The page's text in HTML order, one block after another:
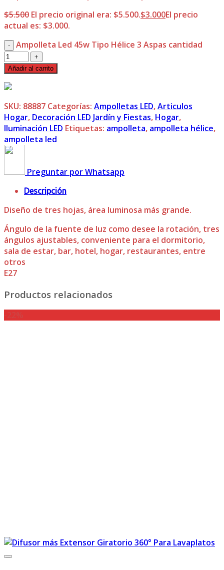
$5.500 El precio original era: $5.500.$3.000El precio
actual es: $3.000.
Ampolleta Led 45w Tipo Hélice 3 Aspas cantidad
Añadir al carrito
SKU: 88887 Categorías: Ampolletas LED,Articulos
Hogar, Decoración LED Jardín y Fiestas, Hogar,
Iluminación LED Etiquetas: ampolleta, ampolleta hélice,
ampolleta led
Preguntar por Whatsapp
Descripción
Diseño de tres hojas, área luminosa más grande.
Ángulo de la fuente de luz como desee la rotación, tres
ángulos ajustables, conveniente para el dormitorio,
sala de estar, bar, hotel, hogar, restaurantes, entre
otros
E27
Productos relacionados